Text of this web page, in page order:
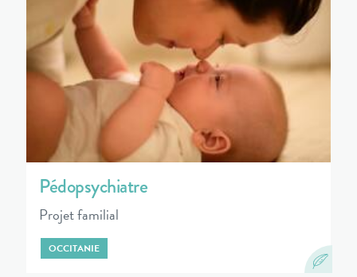
Pédopsychiatre
Projet familial
OCCITANIE